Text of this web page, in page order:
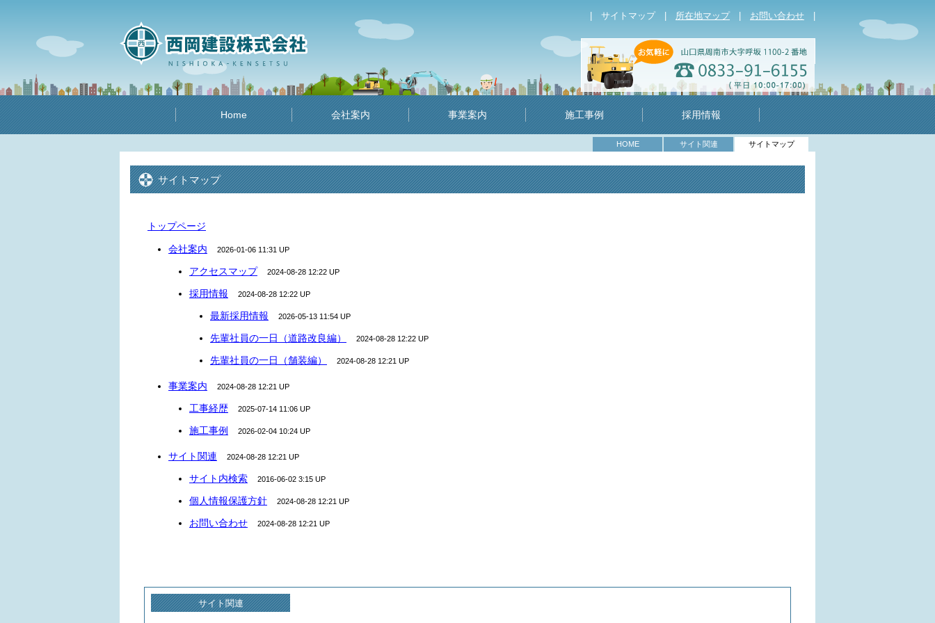
サイトマップ| 所在地マップ| お問い合わせ
Home 会社案内 事業案内 施工事例 採用情報
サイトマップ
サイト関連
HOME
サイトマップ
トップページ
会社案内 2026-01-06 11:31 UP
アクセスマップ 2024-08-28 12:22 UP
採用情報 2024-08-28 12:22 UP
最新採用情報 2026-05-13 11:54 UP
先輩社員の一日（道路改良編） 2024-08-28 12:22 UP
先輩社員の一日（舗装編） 2024-08-28 12:21 UP
事業案内 2024-08-28 12:21 UP
工事経歴 2025-07-14 11:06 UP
施工事例 2026-02-04 10:24 UP
サイト関連 2024-08-28 12:21 UP
サイト内検索 2016-06-02 3:15 UP
個人情報保護方針 2024-08-28 12:21 UP
お問い合わせ 2024-08-28 12:21 UP
サイト関連